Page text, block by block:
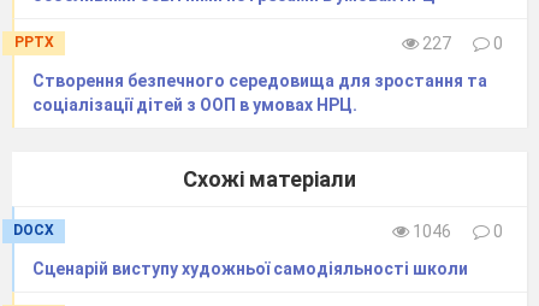
PPTX 227
0
Створення безпечного середовища для зростання та
соціалізації дітей з ООП в умовах НРЦ.
Схожі матеріали
DOCX 1046
0
Сценарій виступу художньої самодіяльності школи